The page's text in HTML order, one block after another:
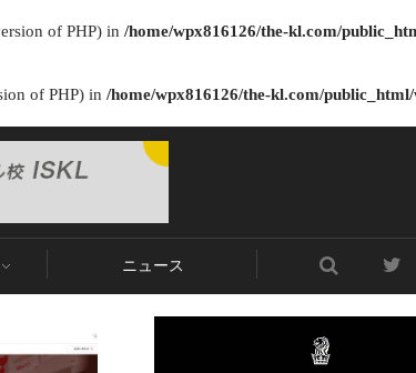
of PHP) in /home/wpx816126/the-kl.com/
of PHP) in /home/wpx816126/the-kl.com/
ニュース